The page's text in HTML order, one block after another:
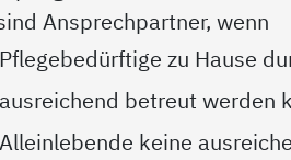
Ansprechpartner, wenn
Pflegebedürftige zu Hause
ausreichend betreut werden
Alleinlebende keine